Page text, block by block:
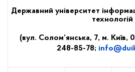
Державний університет
технологій
(вул. Солом’янська, 7, м. Київ,
248-85-78; info@